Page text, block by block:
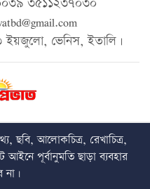
ভেনিস, ইতালি।
ছবি, আলোকচিত্র, রেখাচিত্র,
আইনে পূর্বানুমতি ছাড়া ব্যবহার
না।